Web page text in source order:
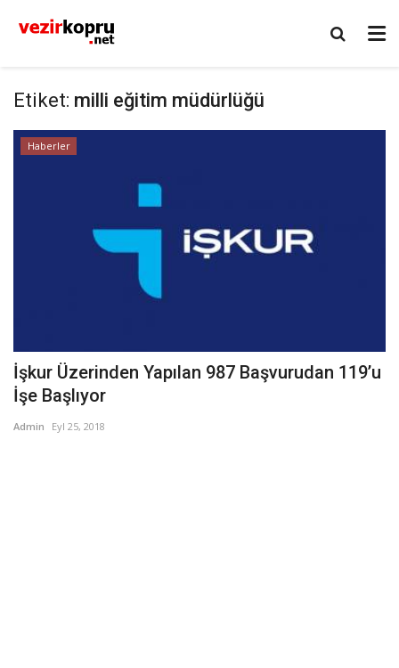
Etiket: milli eğitim müdürlüğü
Haberler
İşkur Üzerinden Yapılan 987 Başvurudan 119’u
İşe Başlıyor
Admin Eyl 25, 2018